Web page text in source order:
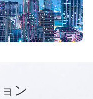
ョン